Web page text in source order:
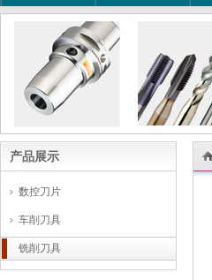
产品展示
数控刀片
车削刀具
铣削刀具